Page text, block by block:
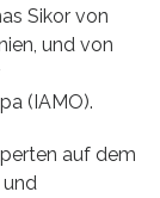
Sikor von
und von
(IAMO).
auf dem